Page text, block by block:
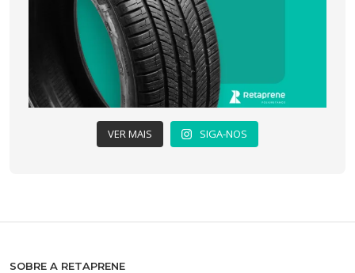
VER MAIS SIGA-NOS
SOBRE A RETAPRENE